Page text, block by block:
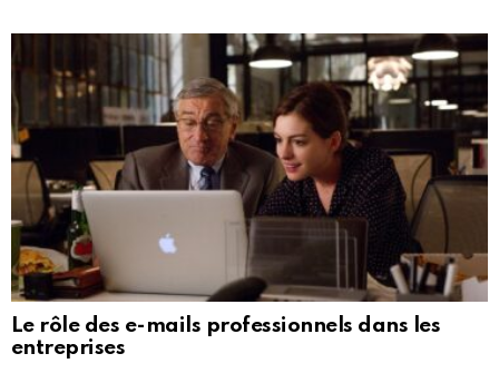
Le rôle des e-mails professionnels dans les
entreprises